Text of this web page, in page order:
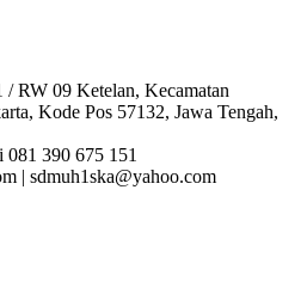
RW 09 Ketelan, Kecamatan
Kode Pos 57132, Jawa Tengah,
081 390 675 151
| sdmuh1ska@yahoo.com